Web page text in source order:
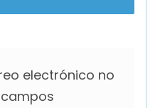
electrónico no
campos